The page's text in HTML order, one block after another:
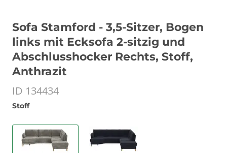
Sofa Stamford - 3,5-Sitzer, Bogen
links mit Ecksofa 2-sitzig und
Abschlusshocker Rechts, Stoff,
Anthrazit
ID 134434
Stoff